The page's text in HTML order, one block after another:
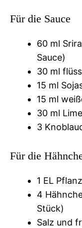
Für die Sauce
60 ml
Sauce)
30 ml
15 ml
15 ml
30 ml
3
Für die
1 EL
4
Stück)
Salz und